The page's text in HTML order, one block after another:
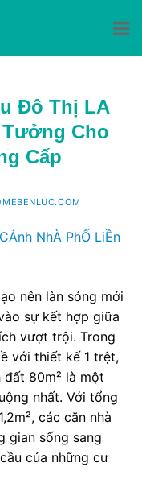
Đô Thị LA
Cho
Cấp
nên làn sóng mới
sự kết hợp giữa
vượt trội. Trong
với thiết kế 1 trệt,
80m² là một
nhất. Với tổng
các căn nhà
gian sống sang
của những cư